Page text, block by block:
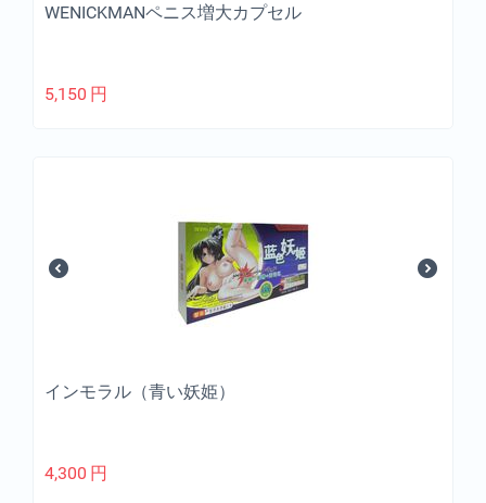
WENICKMANペニス増大カプセル
5,150 円
インモラル（青い妖姫）
4,300 円